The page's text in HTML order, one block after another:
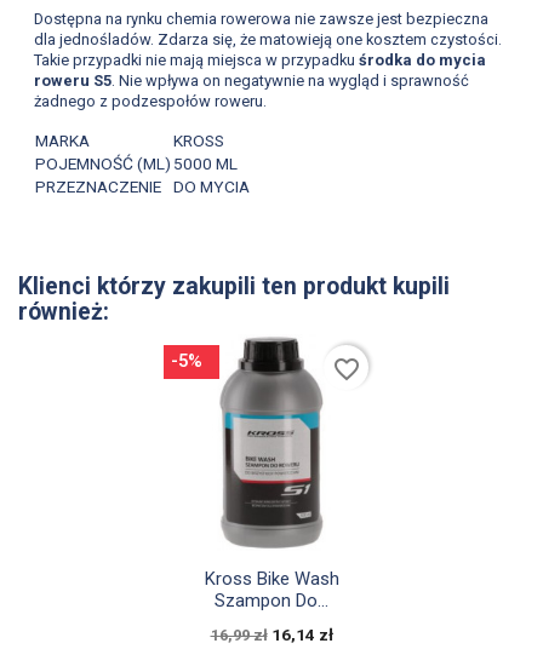
Dostępna na rynku chemia rowerowa nie zawsze jest bezpieczna
dla jednośladów. Zdarza się, że matowieją one kosztem czystości.
Takie przypadki nie mają miejsca w przypadku środka do mycia
roweru S5. Nie wpływa on negatywnie na wygląd i sprawność
żadnego z podzespołów roweru.
MARKA
KROSS
POJEMNOŚĆ (ML) 5000 ML
PRZEZNACZENIE
DO MYCIA
Klienci którzy zakupili ten produkt kupili
również:
Szybki podgląd
Kross Bike Wash
Szampon Do...
16,99 zł 16,14 zł
-5% favorite_border